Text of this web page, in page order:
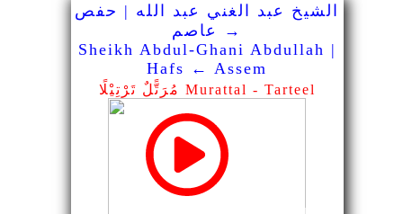
الشيخ عبد الغني عبد الله | حفص
→ عاصم
Sheikh Abdul-Ghani Abdullah |
Hafs ← Assem
مُرَتًّلٌ تَرْتِيْلًا Murattal - Tarteel